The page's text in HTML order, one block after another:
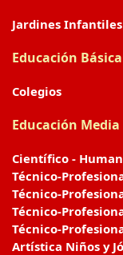
Jardines Infantiles
Educación Básica
Colegios
Educación Media
Científico -
Técnico-
Técnico-
Técnico-
Técnico-
Artística Niños y